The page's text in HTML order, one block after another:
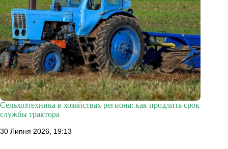
Сельхозтехника в хозяйствах региона: как продлить срок
службы трактора
30 Липня 2026, 19:13